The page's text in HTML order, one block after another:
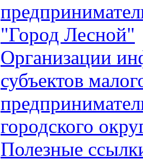
"Город Лесной"
Организации
субъектов
городского
Полезные